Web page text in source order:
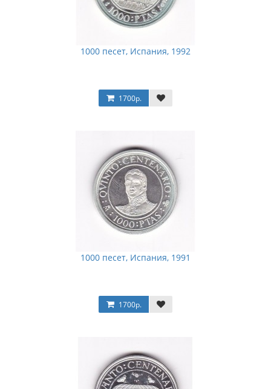
1000 песет, Испания, 1992
1700р.
1000 песет, Испания, 1991
1700р.